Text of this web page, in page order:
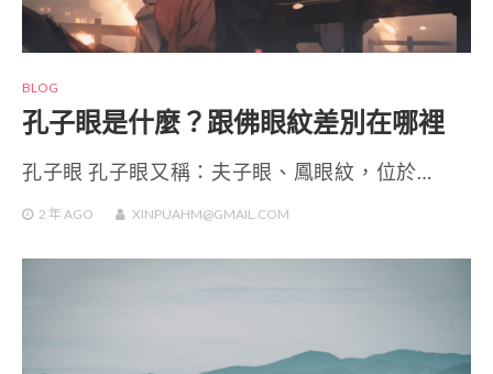
BLOG
孔子眼是什麼？跟佛眼紋差別在哪裡
孔子眼 孔子眼又稱：夫子眼、鳳眼紋，位於…
2 年AGO XINPUAHM@GMAIL.COM